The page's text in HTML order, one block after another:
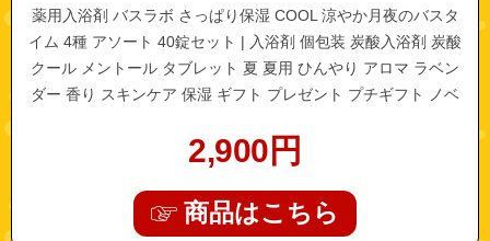
薬用入浴剤 バスラボ さっぱり保湿 COOL 涼やか月夜のバスタ
イム 4種 アソート 40錠セット | 入浴剤 個包装 炭酸入浴剤 炭酸
クール メントール タブレット 夏 夏用 ひんやり アロマ ラベン
ダー 香り スキンケア 保湿 ギフト プレゼント プチギフト ノベ
2,900 円
商品はこちら